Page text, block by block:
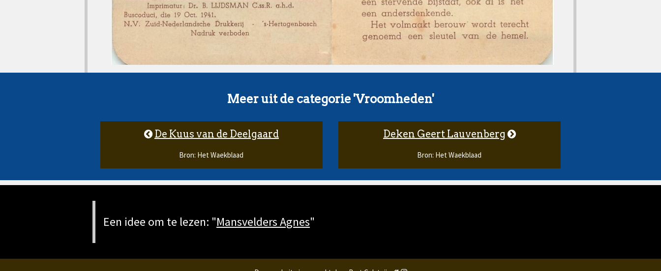
Meer uit de categorie 'Vroomheden'
De Kuus van de Deelgaard
Bron: Het Waekblaad
Deken Geert Lauvenberg
Bron: Het Waekblaad
Een idee om te lezen: "Mansvelders Agnes"